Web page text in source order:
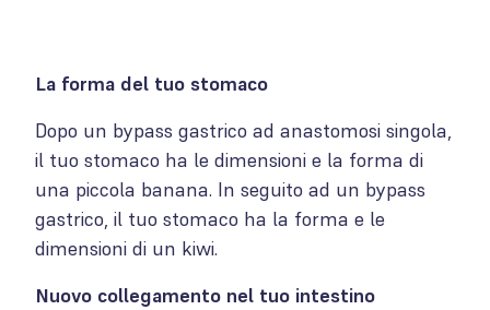
La forma del tuo stomaco
Dopo un bypass gastrico ad anastomosi singola,
il tuo stomaco ha le dimensioni e la forma di
una piccola banana. In seguito ad un bypass
gastrico, il tuo stomaco ha la forma e le
dimensioni di un kiwi.
Nuovo collegamento nel tuo intestino